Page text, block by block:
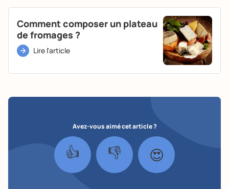
Comment composer un plateau
de fromages ?
Lire l'article
Avez-vous aimé cet article ?
👍 👎 😍